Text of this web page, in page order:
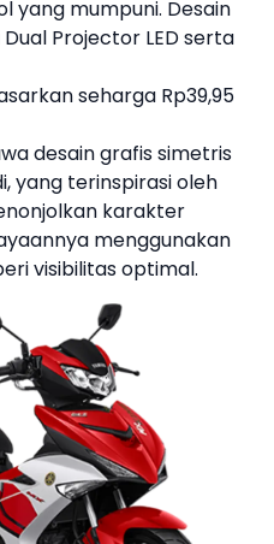
yang mumpuni. Desain
Projector LED serta
seharga Rp39,95
desain grafis simetris
yang terinspirasi oleh
karakter
menggunakan
visibilitas optimal.